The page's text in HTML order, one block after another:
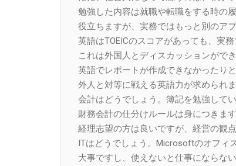
勉強した内容は就職や転職をする時の
役立ちますが、実務ではもっと別のア
英語はTOEICのスコアがあっても、実
これは外国人とディスカッションができ
英語でレポートが作成できなかったり
外人と対等に戦える英語力が求められま
会計はどうでしょう。簿記を勉強して
財務会計の仕分けルールは身につきま
経理志望の方は良いですが、経営の観
ITはどうでしょう。Microsoftのオフィ
大事ですし、使えないと仕事にならな